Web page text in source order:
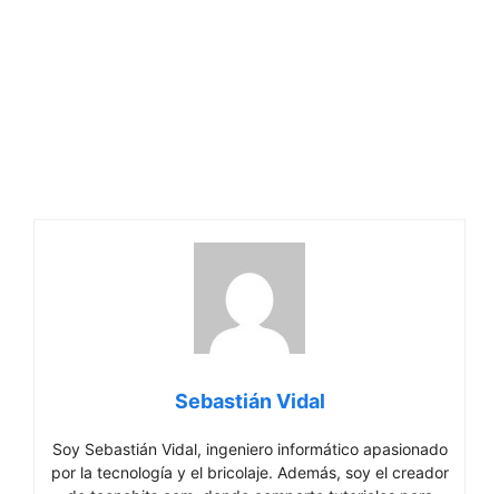
Sebastián Vidal
Soy Sebastián Vidal, ingeniero informático apasionado
por la tecnología y el bricolaje. Además, soy el creador